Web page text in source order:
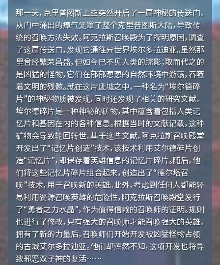
那一天，克里普图斯上空突然开启了一扇神秘的传送门。
从门中涌出的瘴气笼罩了整个克里普图斯大陆，导致传
统的召唤方法失效。阿克拉斯召唤殿为了探明原因，调查
了这扇传送门，发现它通往异世界埃尔多拉迪亚。虽然那
里曾经繁荣昌盛，但如今已不见人类的踪影；取而代之的
是凶猛的怪物，它们在郁郁葱葱的自然环境中游荡，吞噬
着文明的残骸。就在这片废墟之中，一种名为“埃尔德碎
片”的神秘物质被发现，同时还发现了相关的研究文献。
埃尔德碎片是一种神秘的矿物，其中蕴含着包括人类记
忆片和基因在内的各种信息。根据当时的文献记载，这种
矿物会导致轮回转世。基于这些文献，阿克拉斯召唤殿堂
开发出了“记忆片创造”技术，该技术利用艾尔德碎片创
造“记忆片”，即保存着英雄信息的记忆片碎片。随后，他
们将这些记忆片碎片组合起来，创造出了“德尔塔召
唤”技术，用于召唤新的英雄。此外，考虑到任何人都能轻
易利用资源召唤英雄的危险性，阿克拉斯召唤殿堂发行
了“勇者之力水晶”，作为值得信赖的召唤师的证明。规则
也进行了修改，只有强大的召唤师才能召唤强大的英雄。
拥有了新的力量后，召唤师们开始开发被凶猛怪物占领
的古城艾尔多拉迪亚。他们却浑然不知，这项开发也将导
致邪恶双子神的复活……